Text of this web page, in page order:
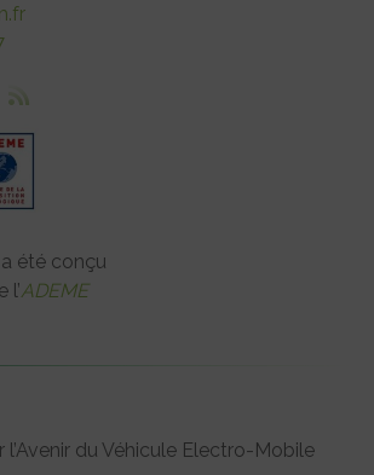
a été conçu
l’ADEME
l’Avenir du Véhicule Electro-Mobile